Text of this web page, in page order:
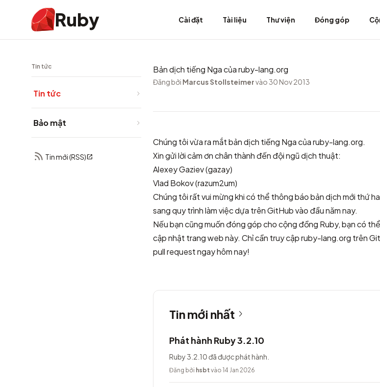
Ruby Cài đặt Tài liệu Thư viện Đóng góp
Tin tức
Tin tức
Bảo mật
Tin mới (RSS)
Bản dịch tiếng Nga của ruby-lang.org
Đăng bởi Marcus Stollsteimervào 30 Nov 2013
Chúng tôi vừa ra mắtbản dịch tiếng Nga của ruby-lang.org.
Xin gửi lời cảm ơn chân thành đến đội ngũ dịch thuật:
Alexey Gaziev (gazay)
Vlad Bokov (razum2um)
Chúng tôi rất vui mừng khi có thể thông báo bản dịch mới thứ
sang quy trình làm việc dựa trên GitHub vào đầu năm nay.
Nếu bạn cũng muốn đóng góp cho cộng đồng Ruby, bạn có
cập nhật trang web này. Chỉ cần truy cậpruby-lang.org trên
pull request ngay hôm nay!
Tin mới nhất
Phát hành Ruby 3.2.10
Ruby 3.2.10 đã được phát hành.
Đăng bởi hsbt vào 14 Jan 2026